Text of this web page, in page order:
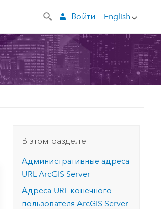
English
Войти
В этом разделе
Административные адреса
URLArcGIS Server
Адреса URL конечного
пользователяArcGIS Server